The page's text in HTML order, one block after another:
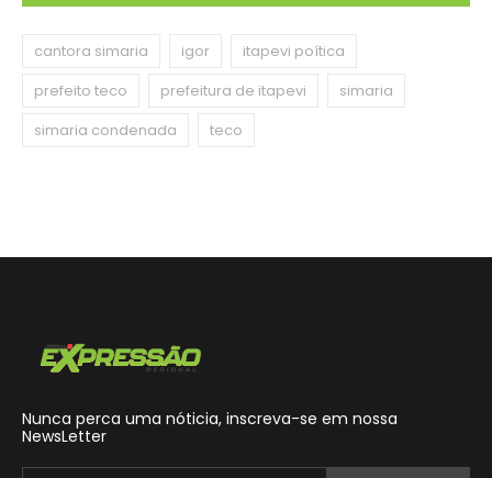
cantora simaria igor
itapevi poítica
prefeito teco
prefeitura de itapevi
simaria
simaria condenada
teco
Nunca perca uma nóticia, inscreva-se em nossa
NewsLetter